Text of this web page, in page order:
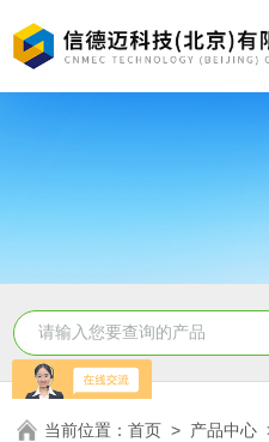
当前位置：首页 > 产品中心